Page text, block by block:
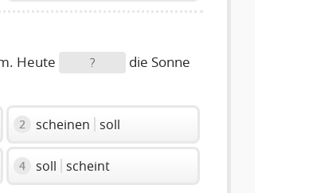
Heute ? die Sonne
2 scheinen soll
4 soll scheint